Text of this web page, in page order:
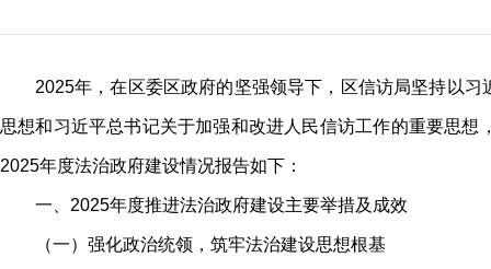
2025年，在区委区政府的坚强领导下，区信访局坚持以
思想和习近平总书记关于加强和改进人民信访工作的重要思
2025年度法治政府建设情况报告如下：
一、2025年度推进法治政府建设主要举措及成效
（一）强化政治统领，筑牢法治建设思想根基